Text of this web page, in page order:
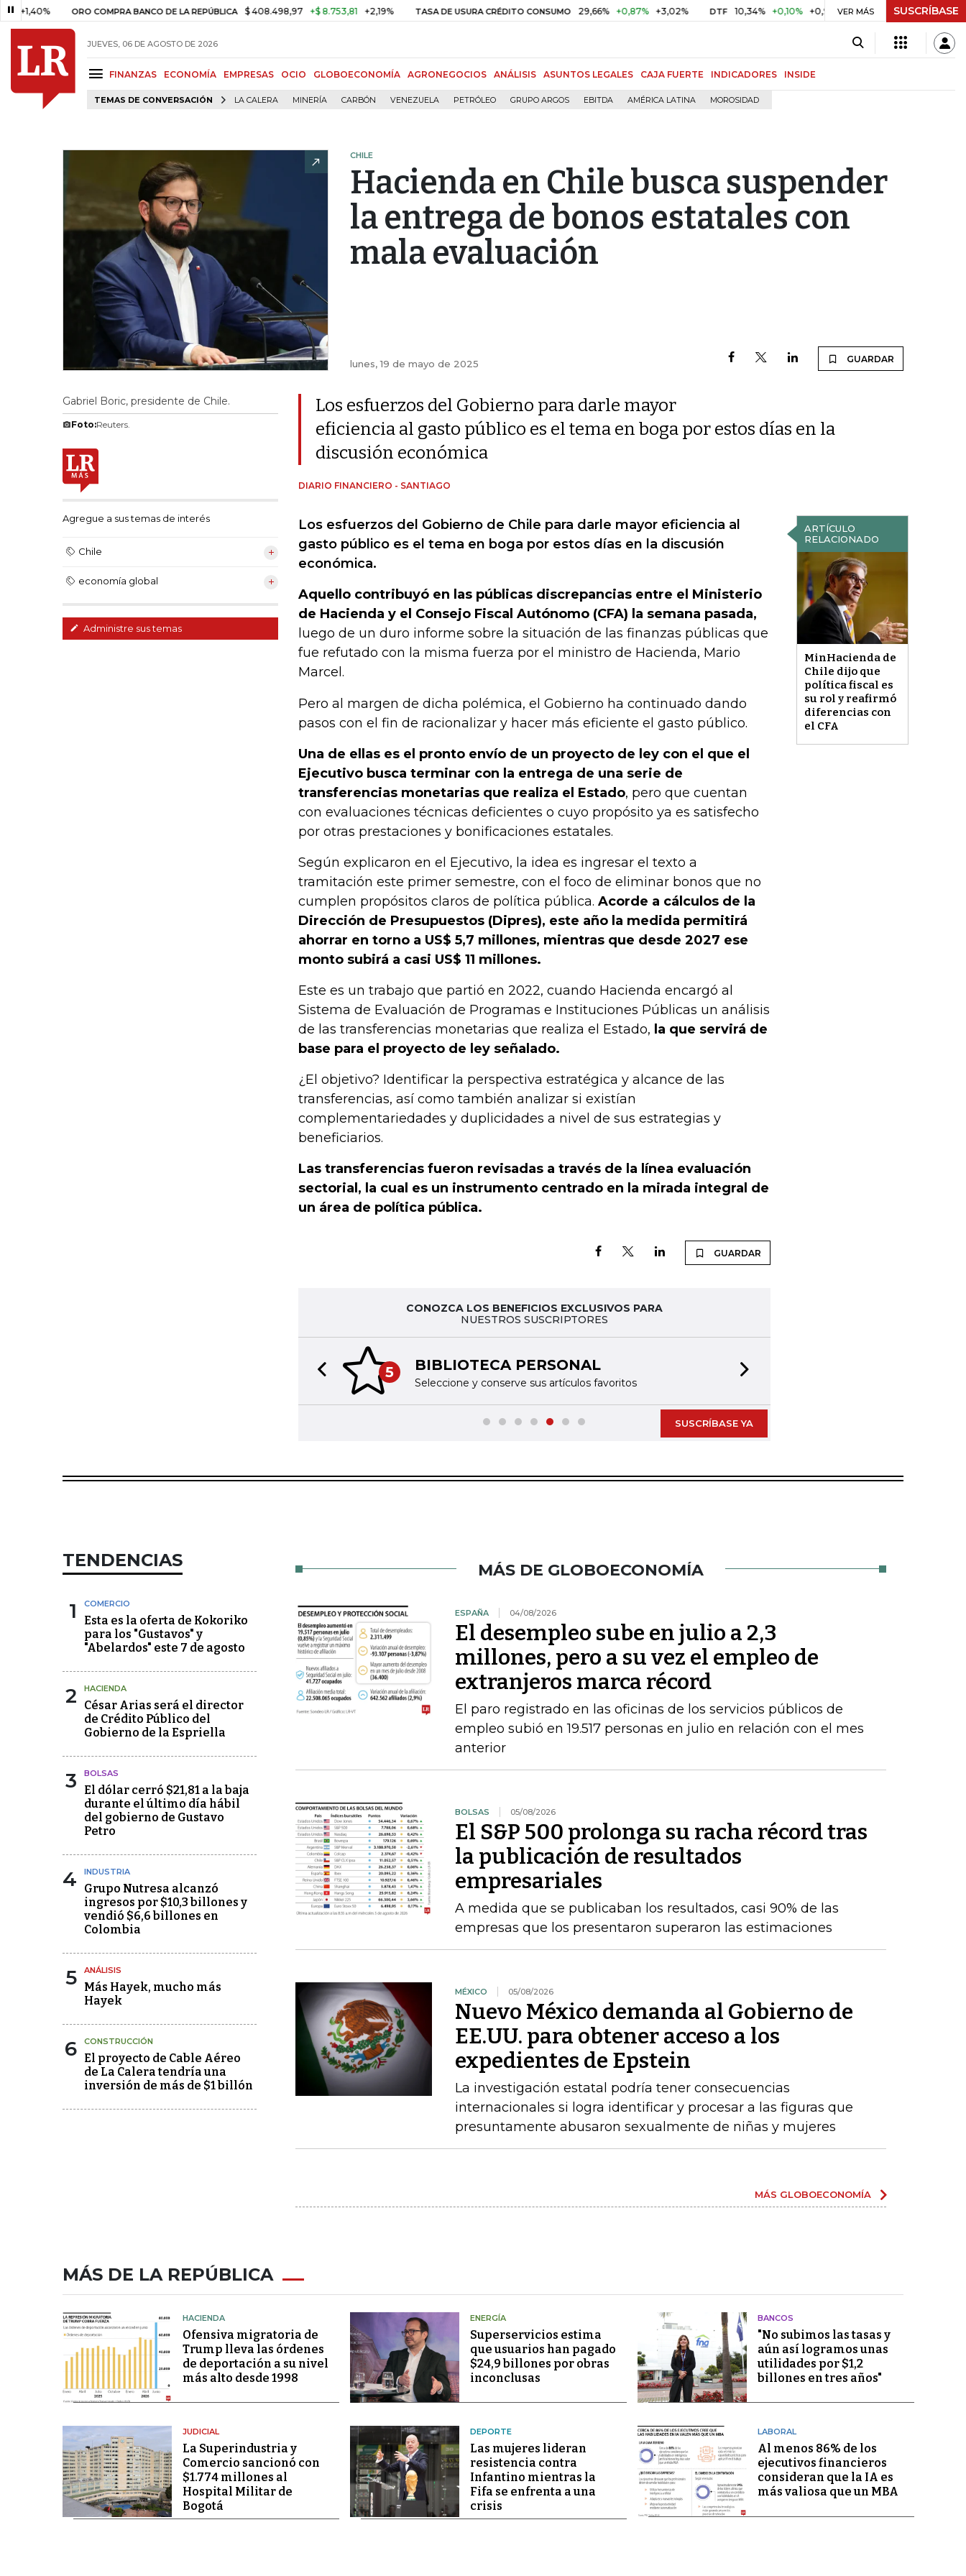
ORO COMPRA BANCO DE LA REPÚBLICA $ 408.498,97 +$ 8.753,81 +2,19% TASA DE USURA CRÉDITO CONSUMO 29,66% +0,87% +3,02% DTF 10,34% +0,10% +0,98% UVR $ 416,86 +$ 0,05 +0,01%
VER MÁS SUSCRÍBASE
JUEVES, 06 DE AGOSTO DE 2026
FINANZAS ECONOMÍA EMPRESAS OCIO GLOBOECONOMÍA AGRONEGOCIOS ANÁLISIS ASUNTOS LEGALES CAJA FUERTE INDICADORES INSIDE
TEMAS DE CONVERSACIÓN LA CALERA MINERÍA CARBÓN VENEZUELA PETRÓLEO GRUPO ARGOS EBITDA AMÉRICA LATINA MOROSIDAD
CHILE
Hacienda en Chile busca suspender
la entrega de bonos estatales con
mala evaluación
lunes, 19 de mayo de 2025 GUARDAR
Gabriel Boric, presidente de Chile.
Foto:Reuters.
Agregue a sus temas de interés
Chile
economía global
Administre sus temas
Los esfuerzos del Gobierno para darle mayor
eficiencia al gasto público es el tema en boga por estos días en la
discusión económica
DIARIO FINANCIERO - SANTIAGO
ARTÍCULO
RELACIONADO
MinHacienda de
Chile dijo que
política fiscal es
su rol y reafirmó
diferencias con
el CFA
Los esfuerzos del Gobierno de Chile para darle mayor eficiencia al
gasto público es el tema en boga por estos días en la discusión
económica.
Aquello contribuyó en las públicas discrepancias entre el Ministerio
de Hacienda y el Consejo Fiscal Autónomo (CFA) la semana pasada,
luego de un duro informe sobre la situación de las finanzas públicas que
fue refutado con la misma fuerza por el ministro de Hacienda, Mario
Marcel.
Pero al margen de dicha polémica, el Gobierno ha continuado dando
pasos con el fin de racionalizar y hacer más eficiente el gasto público.
Una de ellas es el pronto envío de un proyecto de ley con el que el
Ejecutivo busca terminar con la entrega de una serie de
transferencias monetarias que realiza el Estado, pero que cuentan
con evaluaciones técnicas deficientes o cuyo propósito ya es satisfecho
por otras prestaciones y bonificaciones estatales.
Según explicaron en el Ejecutivo, la idea es ingresar el texto a
tramitación este primer semestre, con el foco de eliminar bonos que no
cumplen propósitos claros de política pública. Acorde a cálculos de la
Dirección de Presupuestos (Dipres), este año la medida permitirá
ahorrar en torno a US$ 5,7 millones, mientras que desde 2027 ese
monto subirá a casi US$ 11 millones.
Este es un trabajo que partió en 2022, cuando Hacienda encargó al
Sistema de Evaluación de Programas e Instituciones Públicas un análisis
de las transferencias monetarias que realiza el Estado, la que servirá de
base para el proyecto de ley señalado.
¿El objetivo? Identificar la perspectiva estratégica y alcance de las
transferencias, así como también analizar si existían
complementariedades y duplicidades a nivel de sus estrategias y
beneficiarios.
Las transferencias fueron revisadas a través de la línea evaluación
sectorial, la cual es un instrumento centrado en la mirada integral de
un área de política pública.
GUARDAR
CONOZCA LOS BENEFICIOS EXCLUSIVOS PARA
NUESTROS SUSCRIPTORES
5 BIBLIOTECA PERSONAL
Seleccione y conserve sus artículos favoritos
Previous slide
SUSCRÍBASE YA
TENDENCIAS
1 COMERCIO
Esta es la oferta de Kokoriko
para los "Gustavos" y
"Abelardos" este 7 de agosto
2 HACIENDA
César Arias será el director
de Crédito Público del
Gobierno de la Espriella
3 BOLSAS
El dólar cerró $21,81 a la baja
durante el último día hábil
del gobierno de Gustavo
Petro
4 INDUSTRIA
Grupo Nutresa alcanzó
ingresos por $10,3 billones y
vendió $6,6 billones en
Colombia
5 ANÁLISIS
Más Hayek, mucho más
Hayek
6 CONSTRUCCIÓN
El proyecto de Cable Aéreo
de La Calera tendría una
inversión de más de $1 billón
MÁS DE GLOBOECONOMÍA
ESPAÑA 04/08/2026
El desempleo sube en julio a 2,3
millones, pero a su vez el empleo de
extranjeros marca récord
El paro registrado en las oficinas de los servicios públicos de
empleo subió en 19.517 personas en julio en relación con el mes
anterior
BOLSAS 05/08/2026
El S&P 500 prolonga su racha récord tras
la publicación de resultados
empresariales
A medida que se publicaban los resultados, casi 90% de las
empresas que los presentaron superaron las estimaciones
MÉXICO 05/08/2026
Nuevo México demanda al Gobierno de
EE.UU. para obtener acceso a los
expedientes de Epstein
La investigación estatal podría tener consecuencias
internacionales si logra identificar y procesar a las figuras que
presuntamente abusaron sexualmente de niñas y mujeres
MÁS GLOBOECONOMÍA
MÁS DE LA REPÚBLICA
HACIENDA
Ofensiva migratoria de
Trump lleva las órdenes
de deportación a su nivel
más alto desde 1998
ENERGÍA
Superservicios estima
que usuarios han pagado
$24,9 billones por obras
inconclusas
BANCOS
"No subimos las tasas y
aún así logramos unas
utilidades por $1,2
billones en tres años"
JUDICIAL
La Superindustria y
Comercio sancionó con
$1.774 millones al
Hospital Militar de
Bogotá
DEPORTE
Las mujeres lideran
resistencia contra
Infantino mientras la
Fifa se enfrenta a una
crisis
LABORAL
Al menos 86% de los
ejecutivos financieros
consideran que la IA es
más valiosa que un MBA